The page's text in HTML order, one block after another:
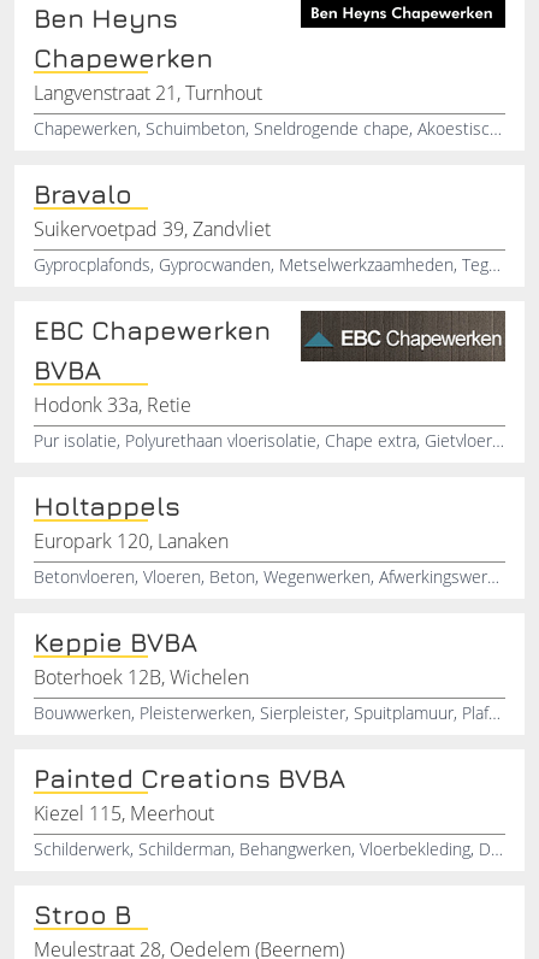
Ben Heyns
Chapewerken
Langvenstraat 21, Turnhout
Chapewerken, Schuimbeton, Sneldrogende chape, Akoestische isolatie, Vloerisolatie, Pur isolatie, Chape werkzaamheden, Chape
Bravalo
Suikervoetpad 39, Zandvliet
Gyprocplafonds, Gyprocwanden, Metselwerkzaamheden, Tegelwerken, Voegwerken, Keramische tegels
EBC Chapewerken
BVBA
Hodonk 33a, Retie
Pur isolatie, Polyurethaan vloerisolatie, Chape extra, Gietvloeren, Vezelwapening, Netwapening, Akoestische isolatie, Thermische isolatie
Holtappels
Europark 120, Lanaken
Betonvloeren, Vloeren, Beton, Wegenwerken, Afwerkingswerken, Asfaltfreesen, Borstelwerken
Keppie BVBA
Boterhoek 12B, Wichelen
Bouwwerken, Pleisterwerken, Sierpleister, Spuitplamuur, Plafonneerwerken, Bezettingswerken, Voegwerken, Metselwerken, Vloerwerken
Painted Creations BVBA
Kiezel 115, Meerhout
Schilderwerk, Schilderman, Behangwerken, Vloerbekleding, Decoratieve technieken, Binnenhuisschilder, Buitenhuisschilder, Behangwerkzaamheden
Stroo B
Meulestraat 28, Oedelem (Beernem)